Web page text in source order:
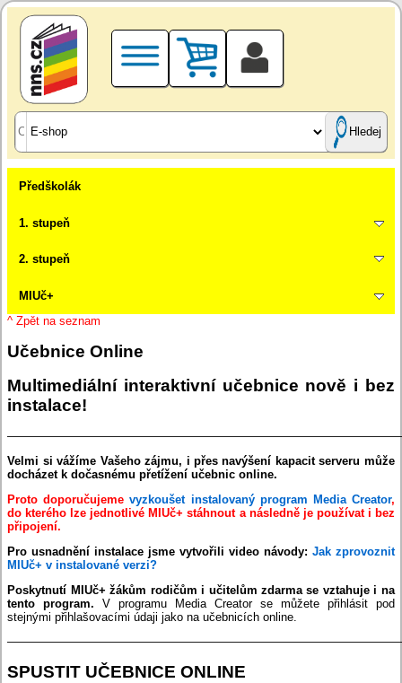
Hledej
Předškolák
1. stupeň
2. stupeň
MIUč+
^ Zpět na seznam
Učebnice Online
Multimediální interaktivní učebnice nově i bez
instalace!
Velmi si vážíme Vašeho zájmu, i přes navýšení kapacit serveru může
docházet k dočasnému přetížení učebnic online.
Proto doporučujemevyzkoušet instalovaný program Media Creator,
do kterého lze jednotlivé MIUč+ stáhnout a následně je používat i bez
připojení.
Pro usnadnění instalace jsme vytvořili video návody: Jak zprovoznit
MIUč+ v instalované verzi?
Poskytnutí MIUč+ žákům rodičům i učitelům zdarma se vztahuje i na
tento program.V programu Media Creator se můžete přihlásit pod
stejnými přihlašovacími údaji jako na učebnicích online.
SPUSTIT UČEBNICE ONLINE